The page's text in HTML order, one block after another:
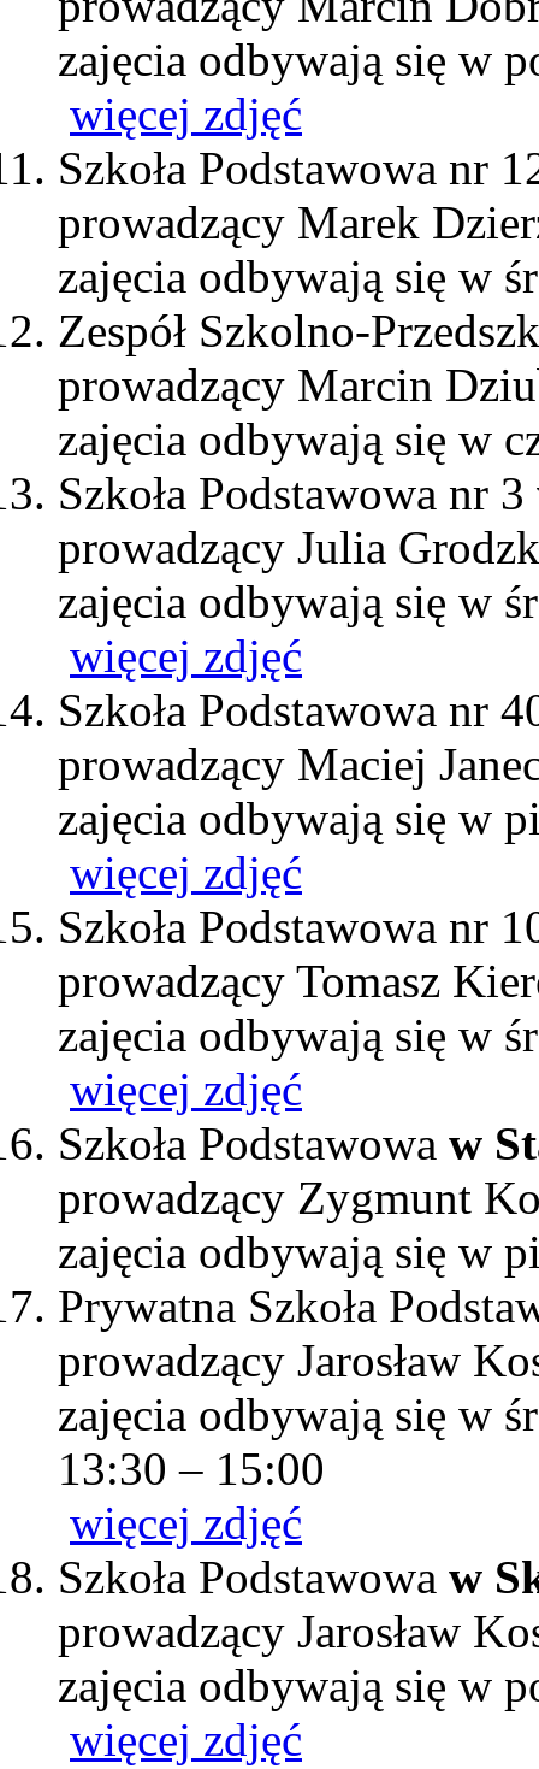
zajęcia odbywają się w
więcej zdjęć
Szkoła Podstawowa nr
prowadzący Marek
zajęcia odbywają się w
Zespół Szkolno-
prowadzący Marcin
zajęcia odbywają się w
Szkoła Podstawowa nr 3
prowadzący Julia
zajęcia odbywają się w
więcej zdjęć
Szkoła Podstawowa nr
prowadzący Maciej
zajęcia odbywają się w
więcej zdjęć
Szkoła Podstawowa nr
prowadzący Tomasz
zajęcia odbywają się w
więcej zdjęć
Szkoła Podstawowa w
prowadzący Zygmunt
zajęcia odbywają się w
Prywatna Szkoła
prowadzący Jarosław
zajęcia odbywają się w
13:30 – 15:00
więcej zdjęć
Szkoła Podstawowa w
prowadzący Jarosław
zajęcia odbywają się w
więcej zdjęć